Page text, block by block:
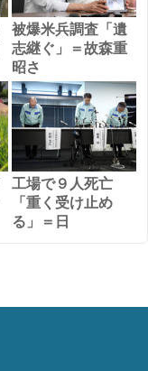
被爆米兵調査「遺
志継ぐ」＝故森重
昭さ
工場で９人死亡
「重く受け止め
る」＝日